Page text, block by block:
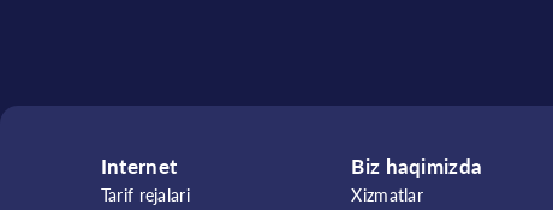
Internet
Tarif rejalari
Biz haqimizda
Xizmatlar